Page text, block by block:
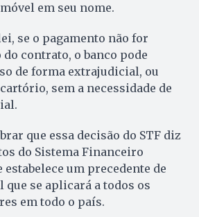
em seu nome.
se o pagamento não for
contrato, o banco pode
de forma extrajudicial, ou
sem a necessidade de
que essa decisão do STF diz
do Sistema Financeiro
um precedente de
que se aplicará a todos os
em todo o país.